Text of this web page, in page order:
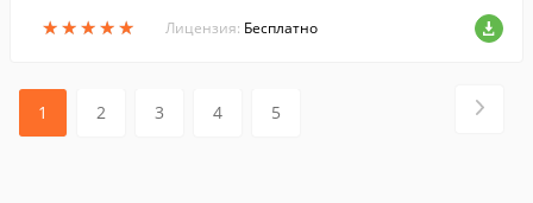
★★★★★
★★★★★
шениями с клиентами в едином прилож
Лицензия: Бесплатно
1 2 3 4 5